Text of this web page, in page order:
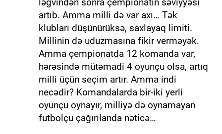
ləğvindən sonra çempionatın səviyyəsi
artıb. Amma milli də var axı… Tək
klubları düşünürüksə, saxlayaq limiti.
Millinin də uduzmasına fikir verməyək.
Amma çempionatda 12 komanda var,
hərəsində mütəmadi 4 oyunçu olsa, artıq
milli üçün seçim artır. Amma indi
necədir? Komandalarda bir-iki yerli
oyunçu oynayır, milliyə də oynamayan
futbolçu çağırılanda nəticə…